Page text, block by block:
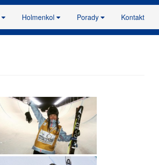
Holmenkol Porady Kontakt